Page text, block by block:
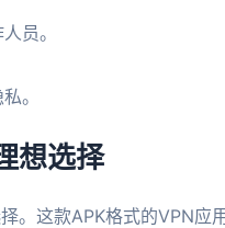
员。
。
想选择
。这款APK格式的VPN应